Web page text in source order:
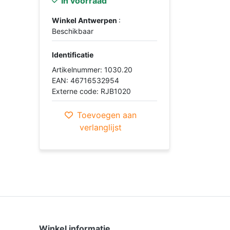
Winkel Antwerpen :
Beschikbaar
Identificatie
Artikelnummer: 1030.20
EAN: 46716532954
Externe code: RJB1020
Toevoegen aan
verlanglijst